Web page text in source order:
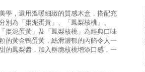
學，選用溫暖細緻的質感木盒，搭配充
為「棗泥蛋黃」、「鳳梨核桃」、
棗泥蛋黃」及「鳳梨核桃」為經典口味
的黃金鴨蛋黃，絲滑濃郁的內餡令人一
的鳳梨醬，加入酥脆核桃增添口感，一